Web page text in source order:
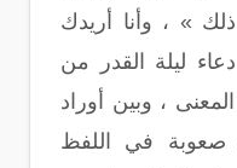
» ، وأنا أريدك
ليلة القدر من
، وبين أوراد
صعوبة في اللفظ